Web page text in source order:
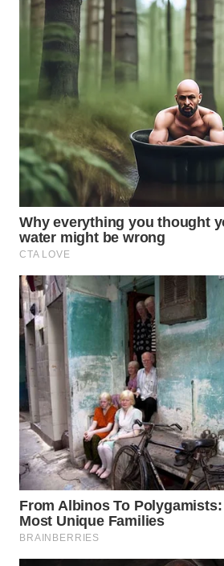
WAHANANEWS
ID
WAHANANEWS
WAHANANEWS
NET
WAHANA
SPORT
WAHANA
UMKM
WAHANA
SELEB
WAHANA
PERSONA
WAHANA
OTOMOTIF
WAHANA
HEALTH